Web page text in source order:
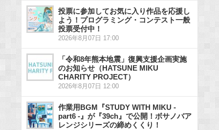
投票に参加してお気に入り作品を応援し
よう！プログラミング・コンテスト一般
投票受付中！
2026年8月07日 17:00
「令和8年熊本地震」復興支援企画実施
のお知らせ（HATSUNE MIKU
CHARITY PROJECT）
2026年8月07日 12:00
作業用BGM『STUDY WITH MIKU -
part6 -』が『39ch』で公開！ボサノバア
レンジシリーズの締めくくり！